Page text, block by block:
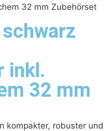
32 mm Zubehörset
inkl.
32 mm
kompakter, robuster und